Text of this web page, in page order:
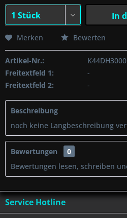
In
Merken Bewerten
Artikel-Nr.:
K44DH3000
Freitextfeld 1:
-
Freitextfeld 2:
-
Beschreibung
noch keine Langbeschreibung
Bewertungen
0
Bewertungen lesen, schreiben
Service Hotline